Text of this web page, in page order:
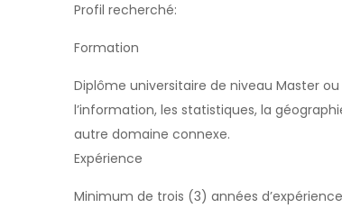
Profil recherché:
Formation
Diplôme universitaire de niveau Master
l’information, les statistiques, la
autre domaine connexe.
Expérience
Minimum de trois (3) années